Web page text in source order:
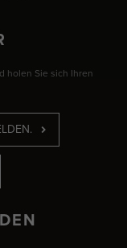
holen Sie sich Ihren